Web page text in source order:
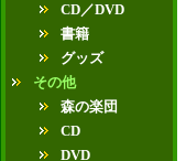
CD／DVD
書籍
グッズ
その他
森の楽団
CD
DVD